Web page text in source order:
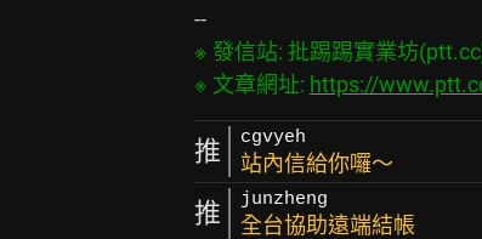
※ 發信站: 批踢踢實業坊
※ 文章網址: https://
推 cgvyeh
站內信給你囉～
推 junzheng
全台協助遠端結帳